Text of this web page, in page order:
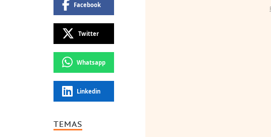
Facebook
Twitter
Whatsapp
Linkedin
TEMAS